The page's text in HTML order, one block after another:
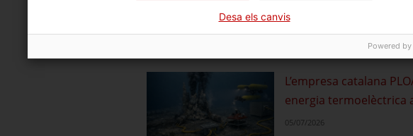
08/07/2026
L’empresa catalana
energia termoelèctrica
05/07/2026
Desa els canvis
Powered by